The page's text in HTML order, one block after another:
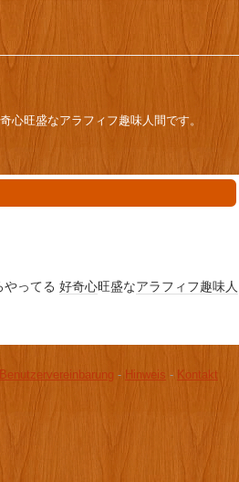
心旺盛なアラフィフ趣味人間です。
やってる 好奇心旺盛なアラフィフ趣味人
Benutzervereinbarung - Hinweis - Kontakt